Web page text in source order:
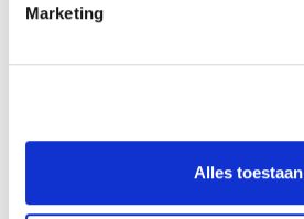
Marketing
Alles toestaan